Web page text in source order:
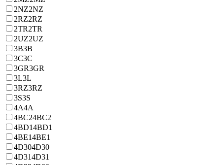
2NZ2NZ
2RZ2RZ
2TR2TR
2UZ2UZ
3B3B
3C3C
3GR3GR
3L3L
3RZ3RZ
3S3S
4A4A
4BC24BC2
4BD14BD1
4BE14BE1
4D304D30
4D314D31